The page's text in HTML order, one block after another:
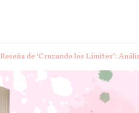
Reseña de ‘Cruzando los Límites’: